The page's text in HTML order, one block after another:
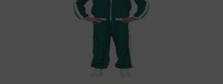
pueden
en
la
página